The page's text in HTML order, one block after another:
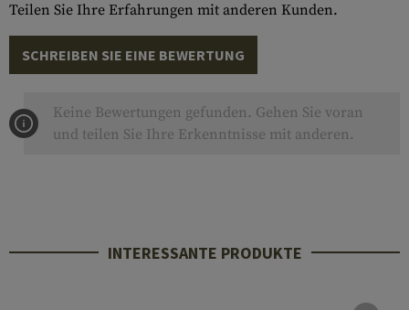
Teilen Sie Ihre Erfahrungen mit anderen Kunden.
SCHREIBEN SIE EINE BEWERTUNG
Keine Bewertungen gefunden. Gehen Sie voran
und teilen Sie Ihre Erkenntnisse mit anderen.
INTERESSANTE PRODUKTE